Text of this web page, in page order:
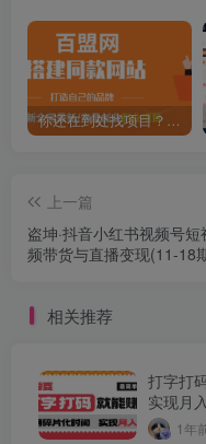
你还在到处找项目？还在当韭菜？我靠卖项目一个月收入5万+，曾经我也是个失败者。
上一篇
盗坤·抖音小红书视频号短
频带货与直播变现(11-18
相关推荐
打字打
实现月
1年